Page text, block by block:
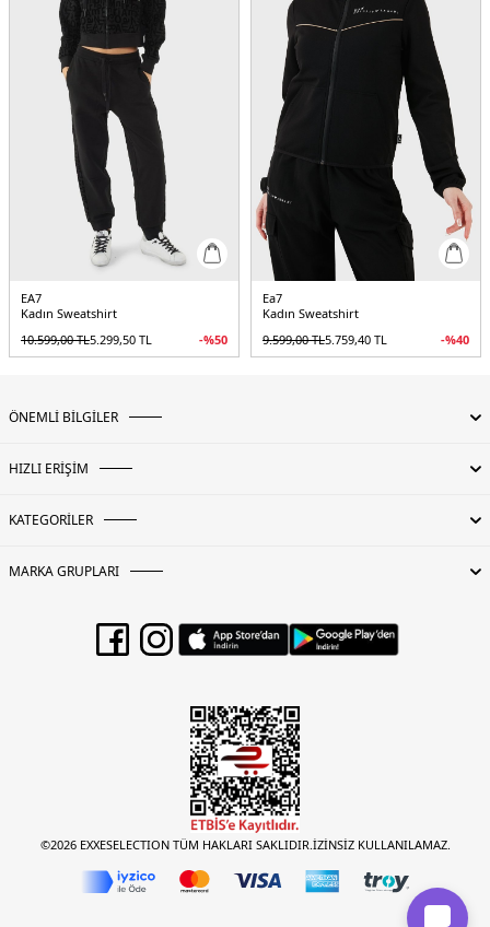
Detaylar:-Kollarda logo bant detayı
5DY27W000275AF12501U6155.17
EA7
Kadın Sweatshirt
10.599,00TL5.299,50 TL -%50
Ea7
Kadın Sweatshirt
9.599,00TL5.759,40 TL -%40
ÖNEMLİ BİLGİLER
HIZLI ERİŞİM
KATEGORİLER
MARKA GRUPLARI
©2026 EXXESELECTION TÜM HAKLARI SAKLIDIR.İZİNSİZ KULLANILAMAZ.